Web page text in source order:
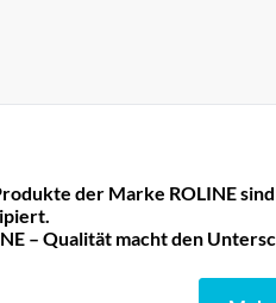
der Marke ROLINE
– Qualität macht den